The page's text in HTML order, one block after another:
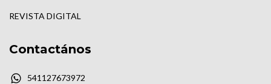
REVISTA DIGITAL
Contactános
541127673972